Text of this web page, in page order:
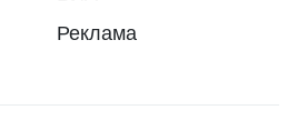
Реклама